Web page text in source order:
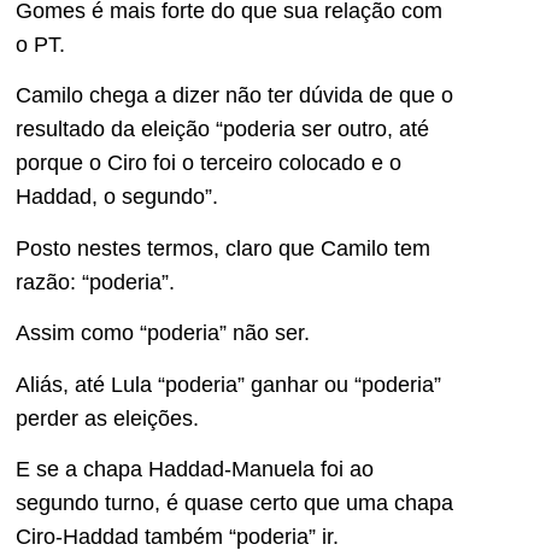
Gomes é mais forte do que sua relação com
o PT.
Camilo chega a dizer não ter dúvida de que o
resultado da eleição “poderia ser outro, até
porque o Ciro foi o terceiro colocado e o
Haddad, o segundo”.
Posto nestes termos, claro que Camilo tem
razão: “poderia”.
Assim como “poderia” não ser.
Aliás, até Lula “poderia” ganhar ou “poderia”
perder as eleições.
E se a chapa Haddad-Manuela foi ao
segundo turno, é quase certo que uma chapa
Ciro-Haddad também “poderia” ir.